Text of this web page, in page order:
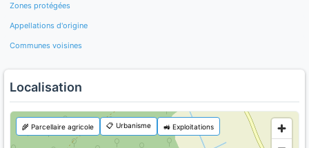
Zones protégées
Appellations d'origine
Communes voisines
Localisation
🌾 Parcellaire agricole 📋 Urbanisme 🚜 Exploitations